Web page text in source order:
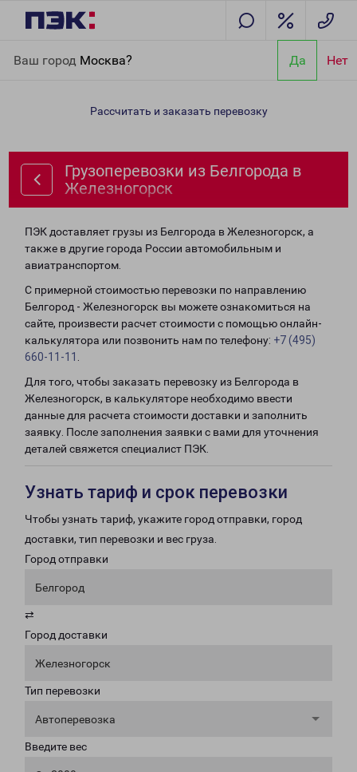
Ваш город Москва? Да Нет
Железногорск
Рассчитать и заказать перевозку
Грузоперевозки из Белгорода в
Железногорск
ПЭК доставляет грузы из Белгорода в Железногорск, а
также в другие города России автомобильным и
авиатранспортом.
С примерной стоимостью перевозки по направлению
Белгород - Железногорск вы можете ознакомиться на
сайте, произвести расчет стоимости с помощью онлайн-
калькулятора или позвонить нам по телефону: +7 (495)
660-11-11
Для того, чтобы заказать перевозку из Белгорода в
Железногорск, в калькуляторе необходимо ввести
данные для расчета стоимости доставки и заполнить
заявку. После заполнения заявки с вами для уточнения
деталей свяжется специалист ПЭК.
Узнать тариф и срок перевозки
Чтобы узнать тариф, укажите город отправки, город
доставки, тип перевозки и вес груза.
Город отправки
Белгород
⇄
Город доставки
Железногорск
Тип перевозки
Автоперевозка
Введите вес